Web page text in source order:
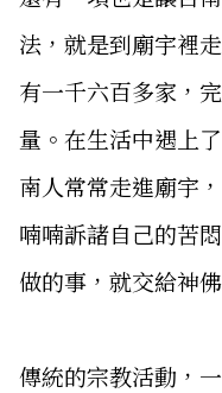
法，就是到廟宇裡
有一千六百多家，
量。在生活中遇上
南人常常走進廟宇
喃喃訴諸自己的苦
做的事，就交給神
傳統的宗教活動，